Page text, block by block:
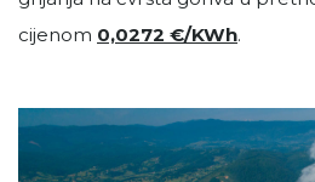
cijenom 0,0272 €/KWh.